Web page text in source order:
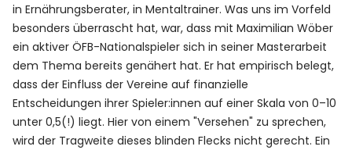
in Ernährungsberater, in Mentaltrainer. Was uns im Vorfeld
besonders überrascht hat, war, dass mit Maximilian Wöber
ein aktiver ÖFB-Nationalspieler sich in seiner Masterarbeit
dem Thema bereits genähert hat. Er hat empirisch belegt,
dass der Einfluss der Vereine auf finanzielle
Entscheidungen ihrer Spieler:innen auf einer Skala von 0–10
unter 0,5(!) liegt. Hier von einem "Versehen" zu sprechen,
wird der Tragweite dieses blinden Flecks nicht gerecht. Ein